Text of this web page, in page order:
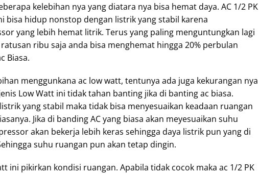
kelebihan nya yang diatara nya bisa hemat daya. AC 1/2 PK
bisa hidup nonstop dengan listrik yang stabil karena
yang lebih hemat litrik. Terus yang paling menguntungkan lagi
ribu saja anda bisa menghemat hingga 20% perbulan
Biasa.
menggunkana ac low watt, tentunya ada juga kekurangan nya
Low Watt ini tidak tahan banting jika di banting ac biasa.
yang stabil maka tidak bisa menyesuaikan keadaan ruangan
Jika di banding AC yang biasa akan meyesuaikan suhu
akan bekerja lebih keras sehingga daya listrik pun yang di
suhu ruangan pun akan tetap dingin.
ini pikirkan kondisi ruangan. Apabila tidak cocok maka ac 1/2 PK